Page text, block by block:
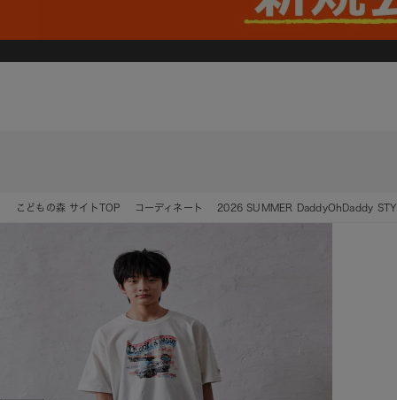
こどもの森 サイトTOP コーディネート 2026 SUMMER DaddyOhDaddy